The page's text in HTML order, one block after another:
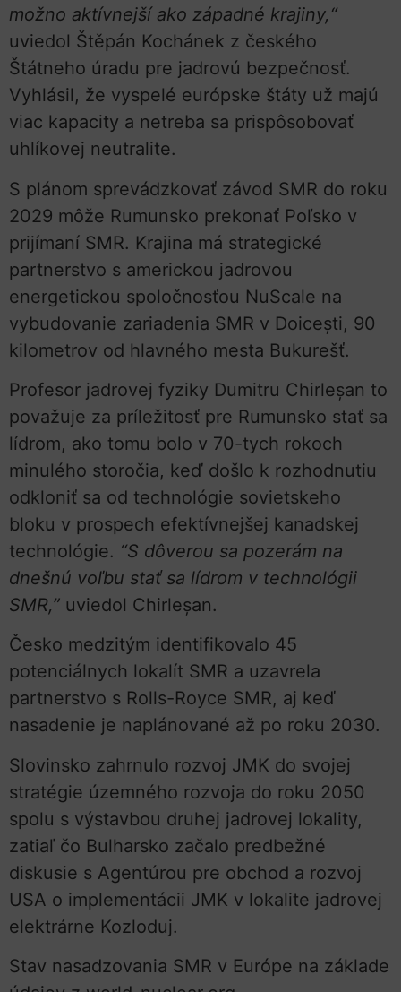
možno aktívnejší ako západné krajiny,“
uviedol Štěpán Kochánek z českého
Štátneho úradu pre jadrovú bezpečnosť.
Vyhlásil, že vyspelé európske štáty už majú
viac kapacity a netreba sa prispôsobovať
uhlíkovej neutralite.
S plánom sprevádzkovať závod SMR do roku
2029 môže Rumunsko prekonať Poľsko v
prijímaní SMR. Krajina má strategické
partnerstvo s americkou jadrovou
energetickou spoločnosťou NuScale na
vybudovanie zariadenia SMR v Doicești, 90
kilometrov od hlavného mesta Bukurešť.
Profesor jadrovej fyziky Dumitru Chirleșan to
považuje za príležitosť pre Rumunsko stať sa
lídrom, ako tomu bolo v 70-tych rokoch
minulého storočia, keď došlo k rozhodnutiu
odkloniť sa od technológie sovietskeho
bloku v prospech efektívnejšej kanadskej
technológie. “S dôverou sa pozerám na
dnešnú voľbu stať sa lídrom v technológii
SMR,” uviedol Chirleșan.
Česko medzitým identifikovalo 45
potenciálnych lokalít SMR a uzavrela
partnerstvo s Rolls-Royce SMR, aj keď
nasadenie je naplánované až po roku 2030.
Slovinsko zahrnulo rozvoj JMK do svojej
stratégie územného rozvoja do roku 2050
spolu s výstavbou druhej jadrovej lokality,
zatiaľ čo Bulharsko začalo predbežné
diskusie s Agentúrou pre obchod a rozvoj
USA o implementácii JMK v lokalite jadrovej
elektrárne Kozloduj.
Stav nasadzovania SMR v Európe na základe